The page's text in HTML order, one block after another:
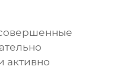
активно